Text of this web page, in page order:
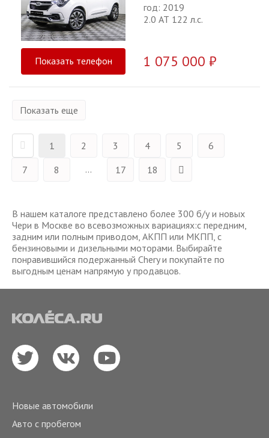
год: 2019
2.0 АТ 122 л.с.
Показать телефон 1 075 000 ₽
Показать еще
1 2 3 4 5
6
7
8 ... 17 18
В нашем каталоге представлено более 300 б/у и новых
Чери в Москве во всевозможных вариациях:с передним,
задним или полным приводом, АКПП или МКПП, с
бензиновыми и дизельными моторами. Выбирайте
понравившийся подержанный Chery и покупайте по
выгодным ценам напрямую у продавцов.
Новые автомобили
Авто с пробегом